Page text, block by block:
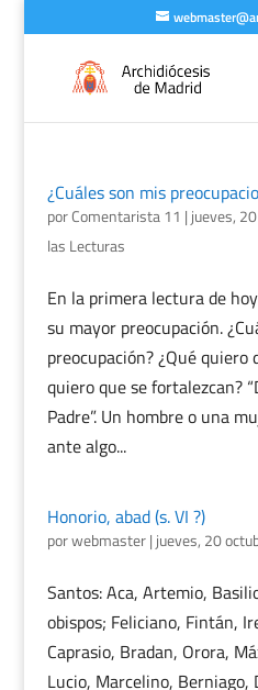
¿Cuáles son mis
porComentarista 11 | jueves,
las Lecturas
En la primera lectura de
su mayor preocupación.
preocupación? ¿Qué quiero
quiero que se fortalezcan?
Padre”. Un hombre o una
ante algo...
Honorio, abad (s. VI ?)
porwebmaster| jueves, 20
Santos: Aca, Artemio,
obispos; Feliciano, Fintán,
Caprasio, Bradan, Orora,
Lucio, Marcelino, Berniago,